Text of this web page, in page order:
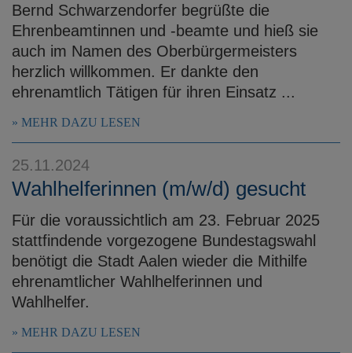
Bernd Schwarzendorfer begrüßte die
Ehrenbeamtinnen und -beamte und hieß sie
auch im Namen des Oberbürgermeisters
herzlich willkommen. Er dankte den
ehrenamtlich Tätigen für ihren Einsatz ...
MEHR DAZU LESEN
25.11.2024
Wahlhelferinnen (m/w/d) gesucht
Für die voraussichtlich am 23. Februar 2025
stattfindende vorgezogene Bundestagswahl
benötigt die Stadt Aalen wieder die Mithilfe
ehrenamtlicher Wahlhelferinnen und
Wahlhelfer.
MEHR DAZU LESEN